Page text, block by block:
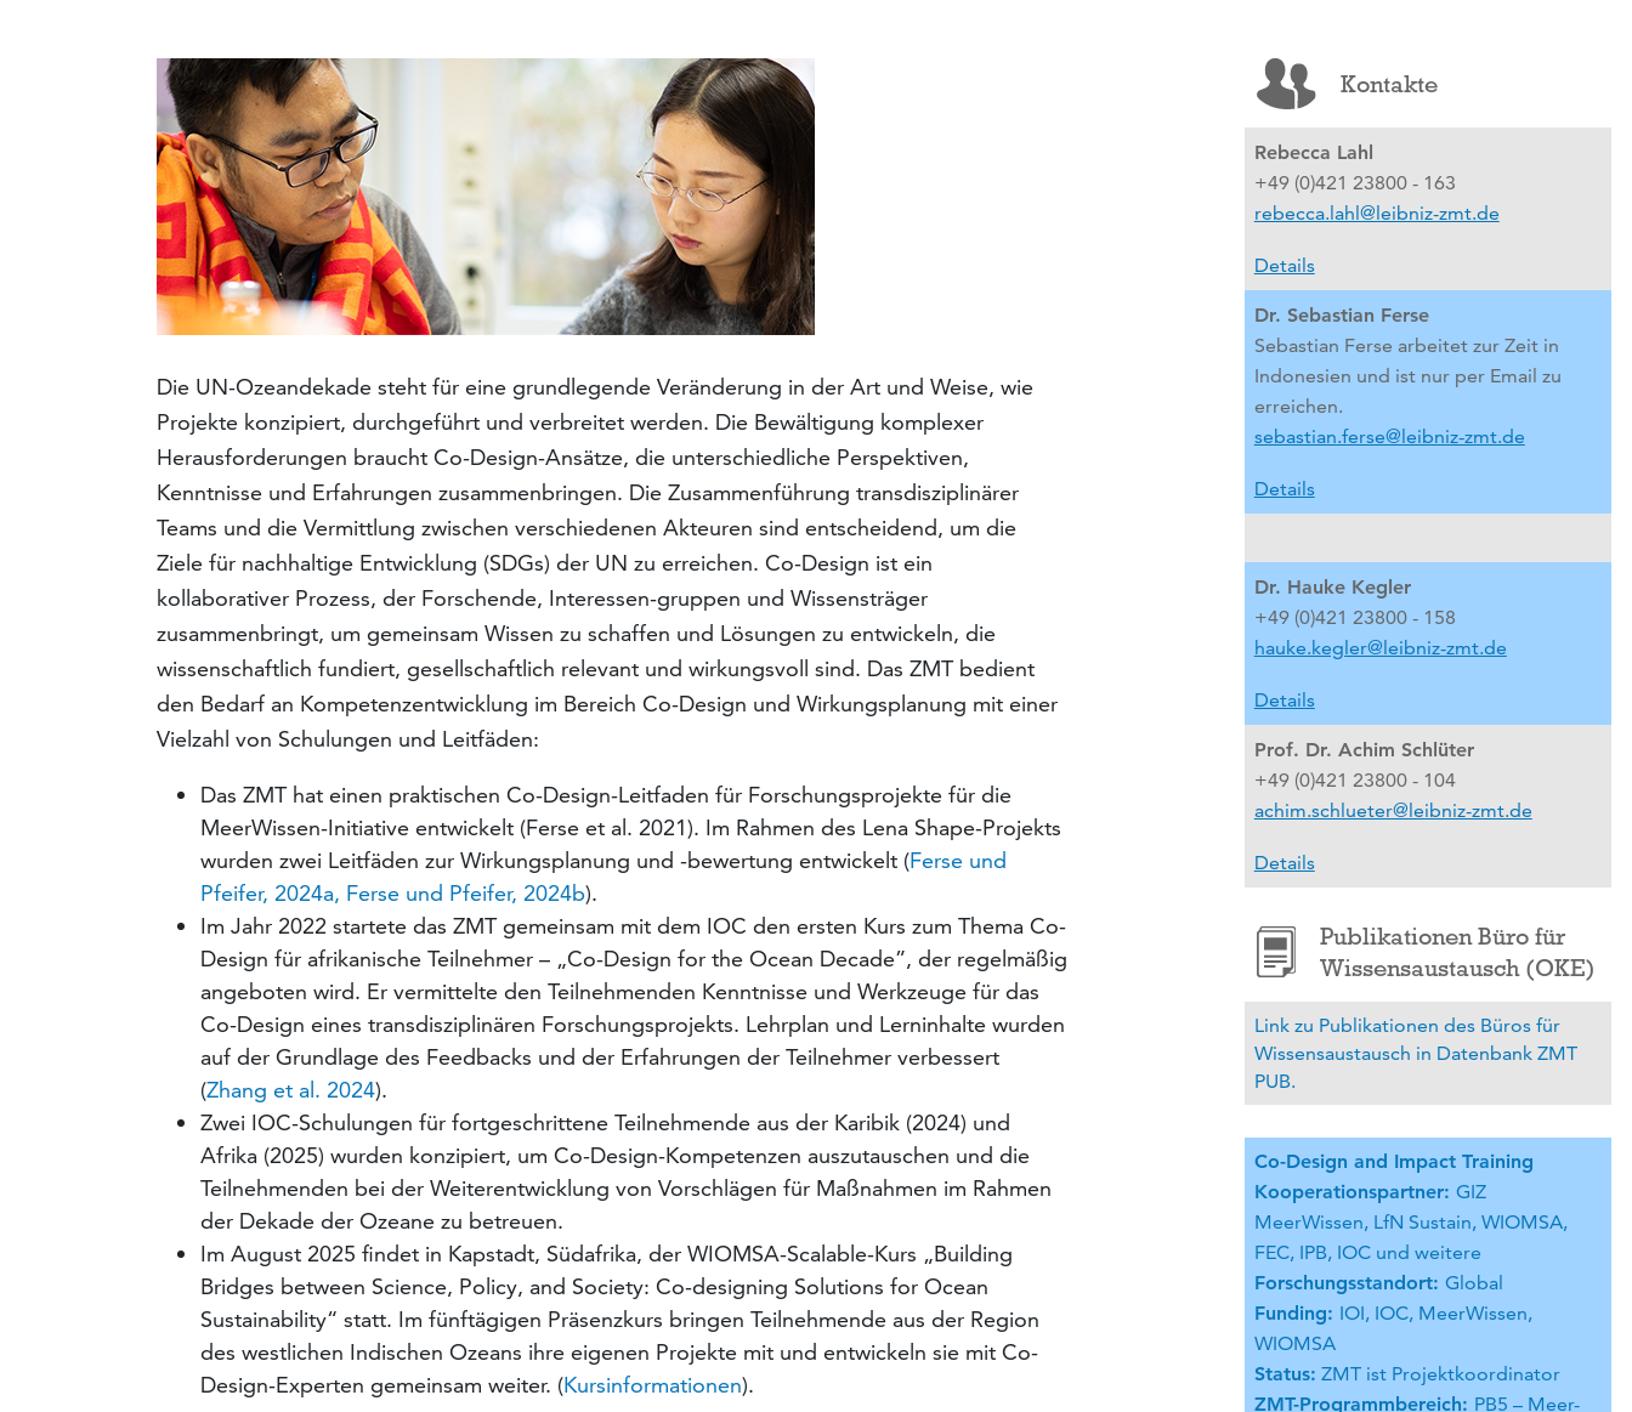
Die UN-Ozeandekade steht für eine grundlegende Veränderung in der Art und Weise, wie
Projekte konzipiert, durchgeführt und verbreitet werden. Die Bewältigung komplexer
Herausforderungen braucht Co-Design-Ansätze, die unterschiedliche Perspektiven,
Kenntnisse und Erfahrungen zusammenbringen. Die Zusammenführung transdisziplinärer
Teams und die Vermittlung zwischen verschiedenen Akteuren sind entscheidend, um die
Ziele für nachhaltige Entwicklung (SDGs) der UN zu erreichen. Co-Design ist ein
kollaborativer Prozess, der Forschende, Interessen-gruppen und Wissensträger
zusammenbringt, um gemeinsam Wissen zu schaffen und Lösungen zu entwickeln, die
wissenschaftlich fundiert, gesellschaftlich relevant und wirkungsvoll sind. Das ZMT bedient
den Bedarf an Kompetenzentwicklung im Bereich Co-Design und Wirkungsplanung mit einer
Vielzahl von Schulungen und Leitfäden:
Das ZMT hat einen praktischen Co-Design-Leitfaden für Forschungsprojekte für die
MeerWissen-Initiative entwickelt (Ferse et al. 2021). Im Rahmen des Lena Shape-Projekts
wurden zwei Leitfäden zur Wirkungsplanung und -bewertung entwickelt (Ferse und
Pfeifer, 2024a, Ferse und Pfeifer, 2024b).
Im Jahr 2022 startete das ZMT gemeinsam mit dem IOC den ersten Kurs zum Thema Co-
Design für afrikanische Teilnehmer – „Co-Design for the Ocean Decade”, der regelmäßig
angeboten wird. Er vermittelte den Teilnehmenden Kenntnisse und Werkzeuge für das
Co-Design eines transdisziplinären Forschungsprojekts. Lehrplan und Lerninhalte wurden
auf der Grundlage des Feedbacks und der Erfahrungen der Teilnehmer verbessert
(Zhang et al. 2024).
Zwei IOC-Schulungen für fortgeschrittene Teilnehmende aus der Karibik (2024) und
Afrika (2025) wurden konzipiert, um Co-Design-Kompetenzen auszutauschen und die
Teilnehmenden bei der Weiterentwicklung von Vorschlägen für Maßnahmen im Rahmen
der Dekade der Ozeane zu betreuen.
Im August 2025 findet in Kapstadt, Südafrika, der WIOMSA-Scalable-Kurs „Building
Bridges between Science, Policy, and Society: Co-designing Solutions for Ocean
Sustainability“ statt. Im fünftägigen Präsenzkurs bringen Teilnehmende aus der Region
des westlichen Indischen Ozeans ihre eigenen Projekte mit und entwickeln sie mit Co-
Design-Experten gemeinsam weiter. (Kursinformationen).
Kontakte
Rebecca Lahl
+49 (0)421 23800 - 163
rebecca.lahl@leibniz-zmt.de
Details
Dr. Sebastian Ferse
Sebastian Ferse arbeitet zur Zeit in
Indonesien und ist nur per Email zu
erreichen.
sebastian.ferse@leibniz-zmt.de
Details
Dr. Hauke Kegler
+49 (0)421 23800 - 158
hauke.kegler@leibniz-zmt.de
Details
Prof. Dr. Achim Schlüter
+49 (0)421 23800 - 104
achim.schlueter@leibniz-zmt.de
Details
Publikationen Büro für
Wissensaustausch (OKE)
Link zu Publikationen des Büros für
Wissensaustausch in Datenbank ZMT
PUB.
Co-Design and Impact Training
Kooperationspartner: GIZ
MeerWissen, LfN Sustain, WIOMSA,
FEC, IPB, IOC und weitere
Forschungsstandort: Global
Funding: IOI, IOC, MeerWissen,
WIOMSA
Status: ZMT ist Projektkoordinator
ZMT-Programmbereich: PB5 – Meer-